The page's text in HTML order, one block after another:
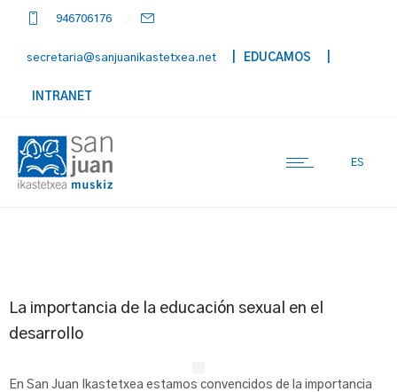
946706176
secretaria@sanjuanikastetxea.net | EDUCAMOS
INTRANET
ES
La importancia de la educación sexual en el
desarrollo
En San Juan Ikastetxea estamos convencidos de la importancia